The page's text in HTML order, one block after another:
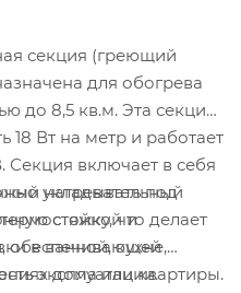
секция (греющий
для обогрева
до 8,5 кв.м. Эта секция
18 Вт на метр и работает
включает в себя
нагревательный
и
обеспечивающей
эксплуатации.
укладывать под
стяжку, что делает
в ванной, кухне,
дома или квартиры.